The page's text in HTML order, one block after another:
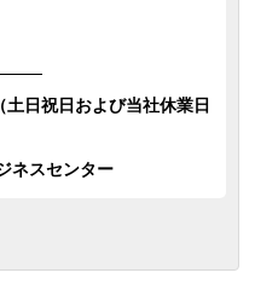
日祝日および当社休業日
ネスセンター